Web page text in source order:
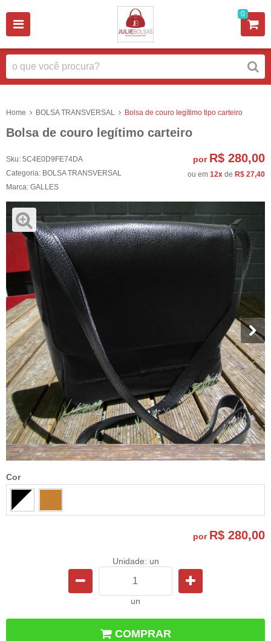
0
Home BOLSA TRANSVERSAL Bolsa de couro legítimo tipo carteiro
Bolsa de couro legítimo carteiro
Sku: 5C4E0D9FE74DA
Categoria: BOLSA TRANSVERSAL
Marca: GALLES
por R$ 280,00
ou em 12x de R$ 27,40
Cor
por R$ 280,00
Unidade: un
un
COMPRAR